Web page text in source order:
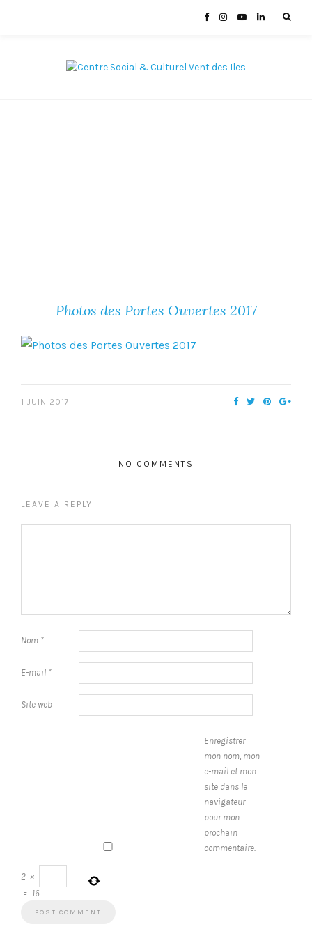
Photos des Portes Ouvertes 2017
1 JUIN 2017
NO COMMENTS
LEAVE A REPLY
Nom *
E-mail *
Site web
Enregistrer
mon nom, mon
e-mail et mon
site dans le
navigateur
pour mon
prochain
commentaire.
2 ×
= 16